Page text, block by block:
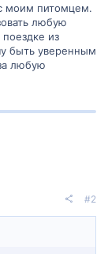
моим питомцем.
любую
из
быть уверенным
любую
#2